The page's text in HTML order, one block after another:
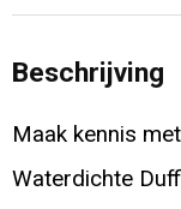
Beschrijving
Maak kennis
Waterdichte